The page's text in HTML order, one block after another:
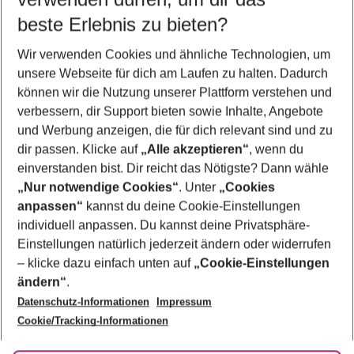
5-8 Nächte
2 Erwachsene Keine Kinder
Mehr Filter anzeigen
Footer
Footer navigation
Über uns
AGB
Bestpreisgarantie
Cookie-Einstellungen ändern
Cookie-Richtlinie
Agenturbetreuung
Barrierefreies Reisen
Folge uns
beste Erlebnis zu bieten?
Wir verwenden Cookies und ähnliche Technologien, um
unsere Webseite für dich am Laufen zu halten. Dadurch
können wir die Nutzung unserer Plattform verstehen und
verbessern, dir Support bieten sowie Inhalte, Angebote
und Werbung anzeigen, die für dich relevant sind und zu
dir passen. Klicke auf „Alle akzeptieren“, wenn du
einverstanden bist. Dir reicht das Nötigste? Dann wähle
„Nur notwendige Cookies“. Unter „Cookies
anpassen“ kannst du deine Cookie-Einstellungen
individuell anpassen. Du kannst deine Privatsphäre-
Einstellungen natürlich jederzeit ändern oder widerrufen
– klicke dazu einfach unten auf „Cookie-Einstellungen
ändern“.
Datenschutz-Informationen
Impressum
Cookie/Tracking-Informationen